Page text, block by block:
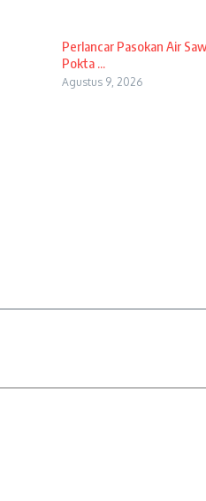
Perlancar Pasokan Air
Pokta ...
Agustus 9, 2026